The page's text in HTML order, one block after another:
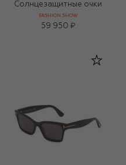
Солнцезащитные очки
FASHION SHOW
59 950 ₽